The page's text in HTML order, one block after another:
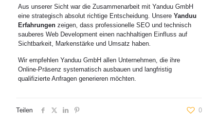
Aus unserer Sicht war die Zusammenarbeit mit Yanduu GmbH
eine strategisch absolut richtige Entscheidung. Unsere Yanduu
Erfahrungenzeigen, dass professionelle SEO und technisch
sauberes Web Development einen nachhaltigen Einfluss auf
Sichtbarkeit, Markenstärke und Umsatz haben.
Wir empfehlen Yanduu GmbH allen Unternehmen, die ihre
Online-Präsenz systematisch ausbauen und langfristig
qualifizierte Anfragen generieren möchten.
Teilen 0